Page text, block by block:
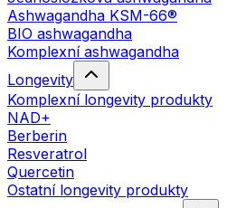
Ashwagandha KSM-66®
BIO ashwagandha
Komplexní ashwagandha
Longevity
Komplexní longevity produkty
NAD+
Berberin
Resveratrol
Quercetin
Ostatní longevity produkty